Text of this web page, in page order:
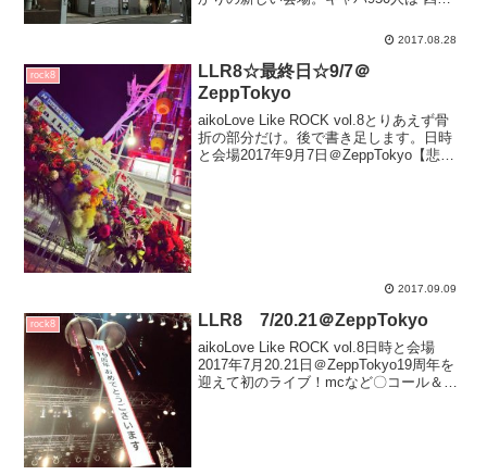
階段上の広場にて。ドリンクチケットは
2017.08.28
rock8
LLR8☆最終日☆9/7＠
ZeppTokyo
aikoLove Like ROCK vol.8とりあえず骨
折の部分だけ。後で書き足します。日時
と会場2017年9月7日＠ZeppTokyo【悲
2017.09.09
rock8 LLR8 7/20.21＠ZeppTokyo
aikoLove Like ROCK vol.8日時と会場
2017年7月20.21日＠ZeppTokyo19周年を
迎えて初のライブ！mcなど〇コール＆レ